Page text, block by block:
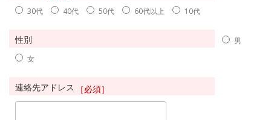
30代
40代 50代 60代以上 10代
性別
男
女
連絡先アドレス ［必須］